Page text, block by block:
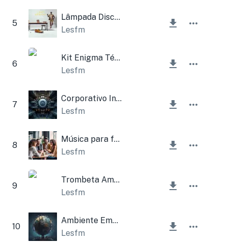
5
Lâmpada Disco Ambiente Verso
Lesfm
6
Kit Enigma Técnico
Lesfm
7
Corporativo Industrial
Lesfm
8
Música para férias corporativas
Lesfm
9
Trombeta Ambiental da Natureza
Lesfm
10
Ambiente Emocional Triste
Lesfm